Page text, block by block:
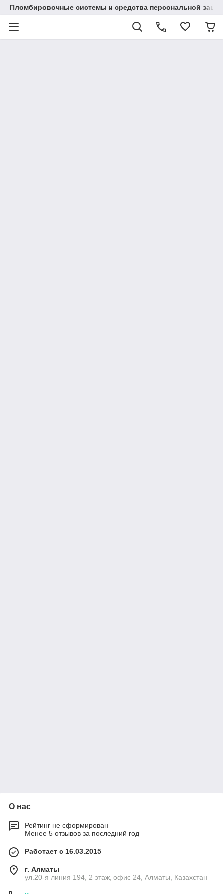
Пломбировочные системы и средства персональной
О нас
Рейтинг не сформирован
Менее 5 отзывов за последний год
Работает с 16.03.2015
г. Алматы
ул.20-я линия 194, 2 этаж, офис 24, Алматы, Казахстан